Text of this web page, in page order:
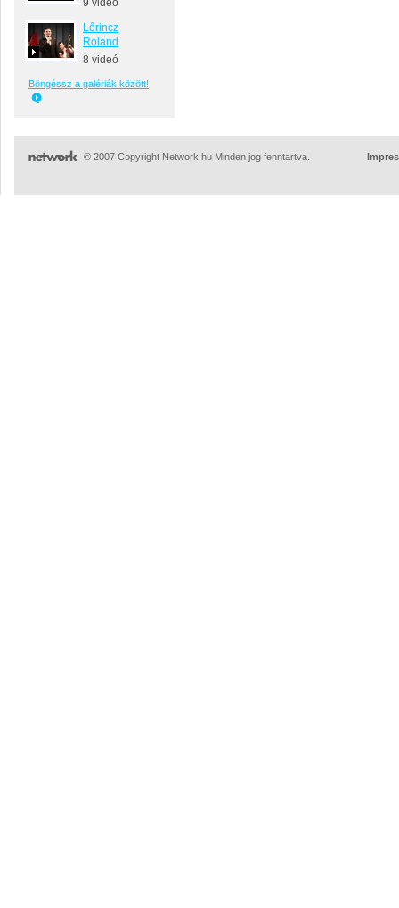
9 videó
Lőrincz
Roland
8 videó
Böngéssz a galériák között!
© 2007 Copyright Network.hu Minden jog fenntartva.